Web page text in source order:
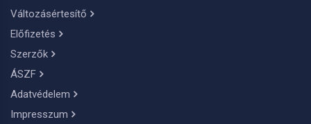
Változásértesítő
Előfizetés
Szerzők
ÁSZF
Adatvédelem
Impresszum